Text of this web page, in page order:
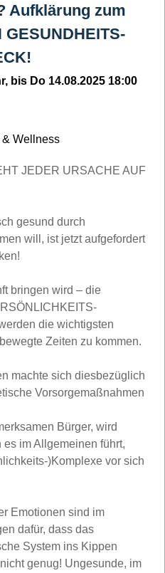
Aufklärung zum
GESUNDHEITS-
bis Do 14.08.2025 18:00
Wellness
JEDER URSACHE AUF
gesund durch
will, ist jetzt aufgefordert
bringen wird – die
die wichtigsten
Zeiten zu kommen.
machte sich diesbezüglich
Vorsorgemaßnahmen
Bürger, wird
im Allgemeinen führt,
)Komplexe vor sich
Emotionen sind im
dafür, dass das
System ins Kippen
genug! Ungesunde, im